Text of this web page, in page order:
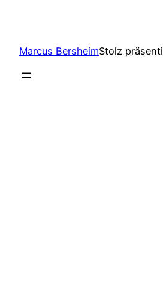
Marcus BersheimStolz